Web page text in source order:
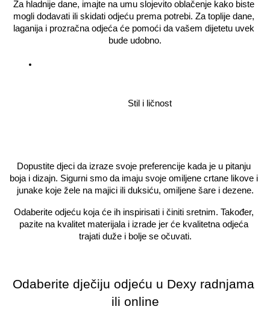
Za hladnije dane, imajte na umu slojevito oblačenje kako biste
mogli dodavati ili skidati odjeću prema potrebi. Za toplije dane,
laganija i prozračna odjeća će pomoći da vašem dijetetu uvek
bude udobno.
Stil i ličnost
Dopustite djeci da izraze svoje preferencije kada je u pitanju
boja i dizajn. Sigurni smo da imaju svoje omiljene crtane likove i
junake koje žele na majici ili duksiću, omiljene šare i dezene.
Odaberite odjeću koja će ih inspirisati i činiti sretnim. Također,
pazite na kvalitet materijala i izrade jer će kvalitetna odjeća
trajati duže i bolje se očuvati.
Odaberite dječiju odjeću u Dexy radnjama
ili online